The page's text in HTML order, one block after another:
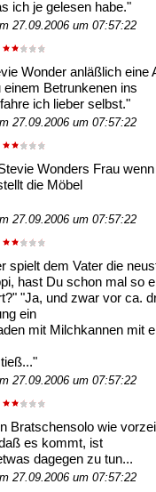
ich je gelesen habe."
27.09.2006 um 07:57:22
Wonder anläßlich eine
Betrunkenen ins
ich lieber selbst."
27.09.2006 um 07:57:22
Wonders Frau
die Möbel
27.09.2006 um 07:57:22
spielt dem Vater die
hast Du schon mal so
"Ja, und zwar vor ca.
ein
mit Milchkannen mit
27.09.2006 um 07:57:22
Bratschensolo wie
es kommt, ist
dagegen zu tun...
27.09.2006 um 07:57:22